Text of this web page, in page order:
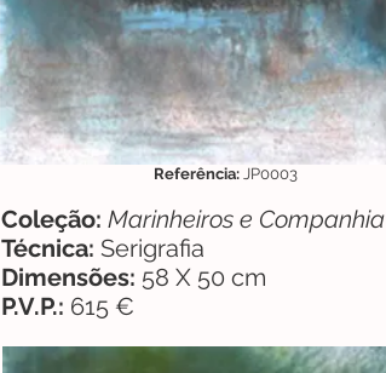
Coleção: Marinheiros e Companhia
Técnica: Serigrafia
Dimensões: 58 X 50 cm
P.V.P.: 615 €
Referência: JP0003